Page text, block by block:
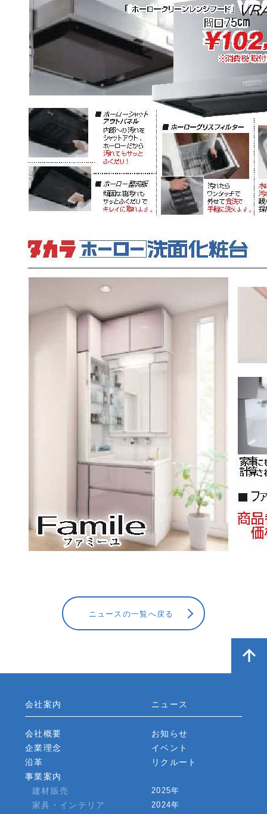
ニュースの一覧へ戻る
会社案内
会社概要
企業理念
沿革
事業案内
建材販売
家具・インテリア
ニュース
お知らせ
イベント
リクルート
2025年
2024年